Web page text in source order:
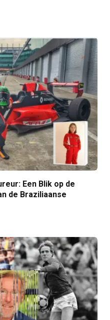
Een Blik op de
de Braziliaanse